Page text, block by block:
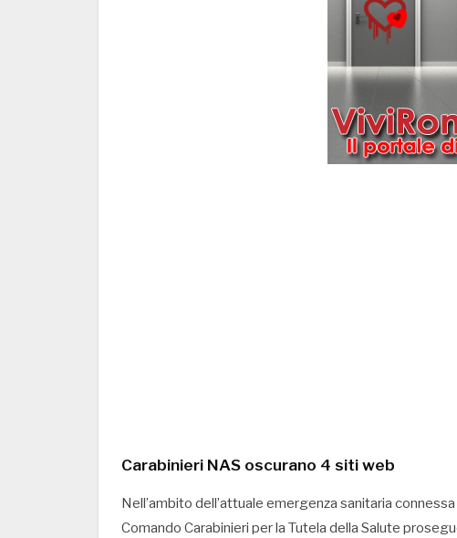
Carabinieri NAS oscurano 4 siti web
Nell’ambito dell’attuale emergenza sanitaria
Comando Carabinieri per la Tutela della Salute